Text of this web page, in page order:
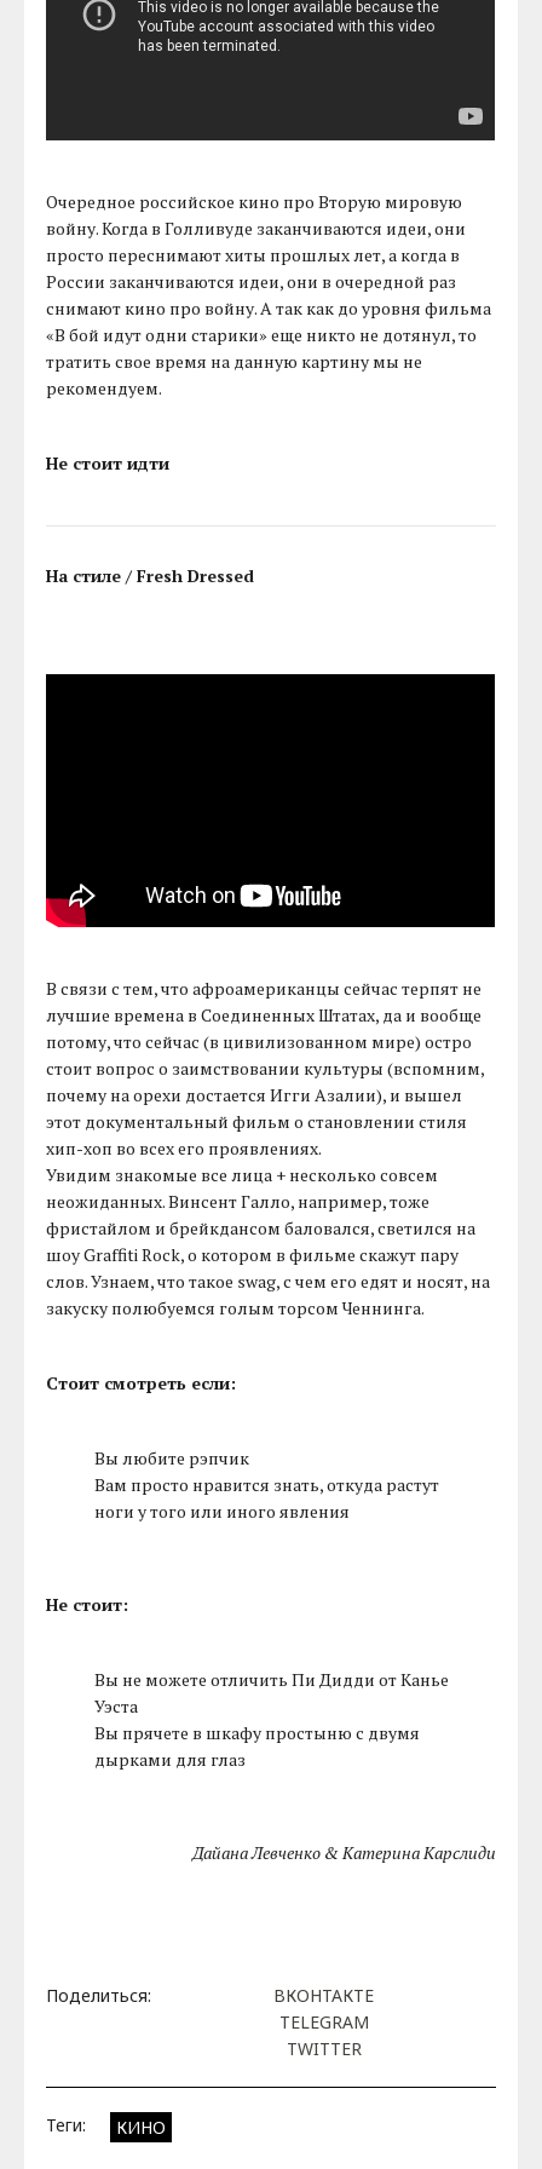
Очередное российское кино про Вторую мировую
войну. Когда в Голливуде заканчиваются идеи, они
просто переснимают хиты прошлых лет, а когда в
России заканчиваются идеи, они в очередной раз
снимают кино про войну. А так как до уровня фильма
«В бой идут одни старики» еще никто не дотянул, то
тратить свое время на данную картину мы не
рекомендуем.
Не стоит идти
На стиле / Fresh Dressed
В связи с тем, что афроамериканцы сейчас терпят не
лучшие времена в Соединенных Штатах, да и вообще
потому, что сейчас (в цивилизованном мире) остро
стоит вопрос о заимствовании культуры (вспомним,
почему на орехи достается Игги Азалии), и вышел
этот документальный фильм о становлении стиля
хип-хоп во всех его проявлениях.
Увидим знакомые все лица + несколько совсем
неожиданных. Винсент Галло, например, тоже
фристайлом и брейкдансом баловался, светился на
шоу Graffiti Rock, о котором в фильме скажут пару
слов. Узнаем, что такое swag, с чем его едят и носят, на
закуску полюбуемся голым торсом Ченнинга.
Стоит смотреть если:
Вы любите рэпчик
Вам просто нравится знать, откуда растут
ноги у того или иного явления
Не стоит:
Вы не можете отличить Пи Дидди от Канье
Уэста
Вы прячете в шкафу простыню с двумя
дырками для глаз
Дайана Левченко & Катерина Карслиди
Поделиться:
ВКОНТАКТЕ
TELEGRAM
TWITTER
Теги: КИНО